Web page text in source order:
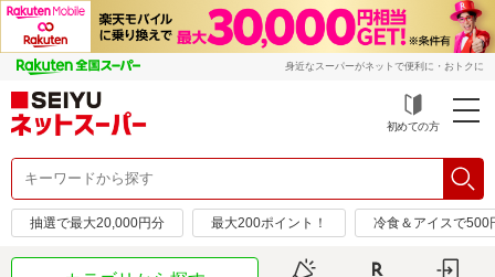
身近なスーパーがネットで便利に・おトクに
初めての方
抽選で最大20,000円分 最大200ポイント！ 冷食＆アイスで500